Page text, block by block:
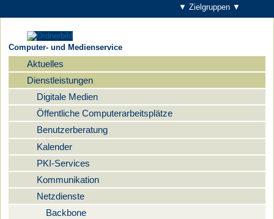
▼ Zielgruppen ▼
Computer- und Medienservice
Navigation
Aktuelles
Dienstleistungen
Digitale Medien
Öffentliche Computerarbeitsplätze
Benutzerberatung
Kalender
PKI-Services
Kommunikation
Netzdienste
Backbone